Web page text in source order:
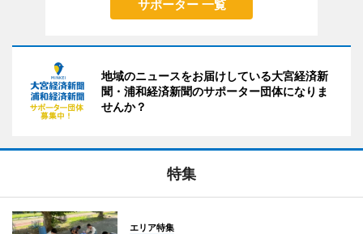
サポーター 一覧
地域のニュースをお届けしている大宮経済新
聞・浦和経済新聞のサポーター団体になりま
せんか？
特集
エリア特集